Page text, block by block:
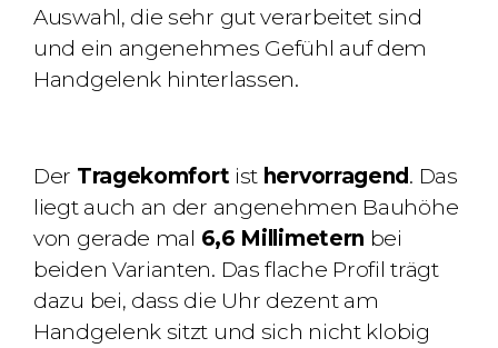
Auswahl, die sehr gut verarbeitet sind
und ein angenehmes Gefühl auf dem
Handgelenk hinterlassen.
Der Tragekomfort ist hervorragend . Das
liegt auch an der angenehmen Bauhöhe
von gerade mal 6,6 Millimetern bei
beiden Varianten. Das flache Profil trägt
dazu bei, dass die Uhr dezent am
Handgelenk sitzt und sich nicht klobig